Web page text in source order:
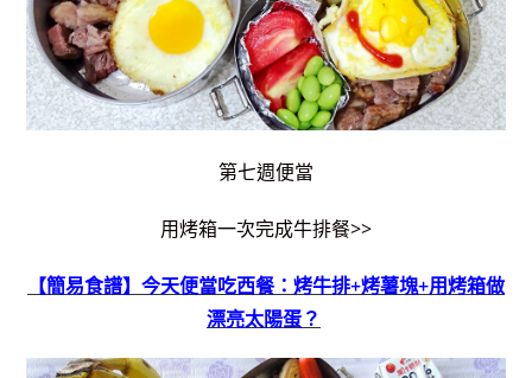
第七週便當
用烤箱一次完成牛排餐>>
【簡易食譜】今天便當吃西餐：烤牛排+烤薯塊+用烤箱做
漂亮太陽蛋？